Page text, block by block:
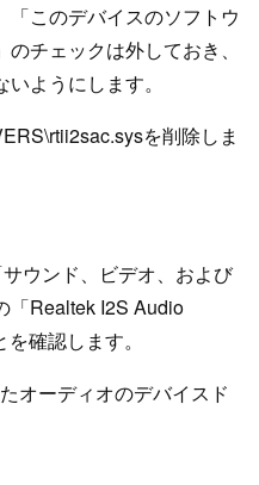
「このデバイスのソフトウ
チェックは外しておき、
ようにします。
を削除しま
ウンド、ビデオ、および
「Realtek I2S Audio
確認します。
オーディオのデバイスド